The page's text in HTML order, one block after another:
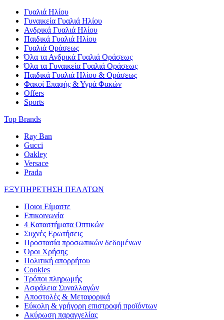
Γυαλιά Ηλίου
Γυναικεία Γυαλιά Ηλίου
Ανδρικά Γυαλιά Ηλίου
Παιδικά Γυαλιά Ηλίου
Γυαλιά Οράσεως
Όλα τα Ανδρικά Γυαλιά Οράσεως
Όλα τα Γυναικεία Γυαλιά Οράσεως
Παιδικά Γυαλιά Ηλίου & Οράσεως
Φακοί Επαφής & Υγρά Φακών
Offers
Sports
Top Brands
Ray Ban
Gucci
Oakley
Versace
Prada
ΕΞΥΠΗΡΕΤΗΣΗ ΠΕΛΑΤΩΝ
Ποιοι Είμαστε
Επικοινωνία
4 Καταστήματα Οπτικών
Συχνές Ερωτήσεις
Προστασία προσωπικών δεδομένων
Όροι Χρήσης
Πολιτική απορρήτου
Cookies
Τρόποι πληρωμής
Ασφάλεια Συναλλαγών
Αποστολές & Μεταφορικά
Εύκολη & γρήγορη επιστροφή προϊόντων
Ακύρωση παραγγελίας